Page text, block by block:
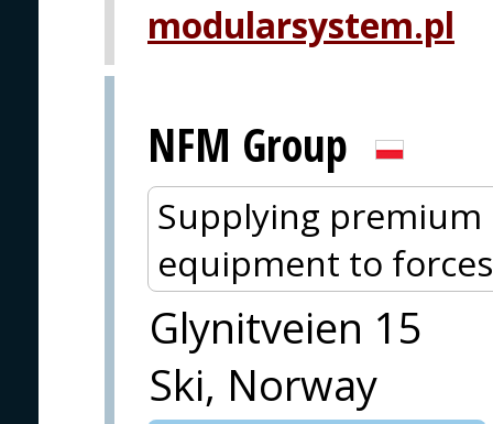
modularsystem.pl
NFM Group
Supplying
equipment to
Glynitveien 15
Ski, Norway